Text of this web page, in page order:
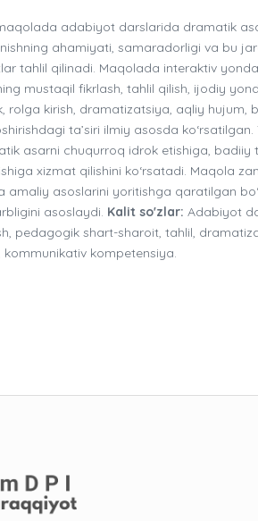
adabiyot darslarida dramatik
ahamiyati, samaradorligi va bu
tahlil qilinadi. Maqolada interaktiv
mustaqil fikrlash, tahlil qilish, ijodiy
rolga kirish, dramatizatsiya, aqliy hujum,
ta’siri ilmiy asosda
asarni chuqurroq idrok etishiga,
xizmat qilishini ko‘rsatadi. Maqola
amaliy asoslarini yoritishga qaratilgan
asoslaydi. Kalit so'zlar: Adabiyot
pedagogik shart-sharoit, tahlil,
kompetensiya.